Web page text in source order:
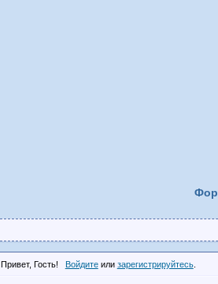
Привет, Гость! Войдитеили зарегистрируйтесь.